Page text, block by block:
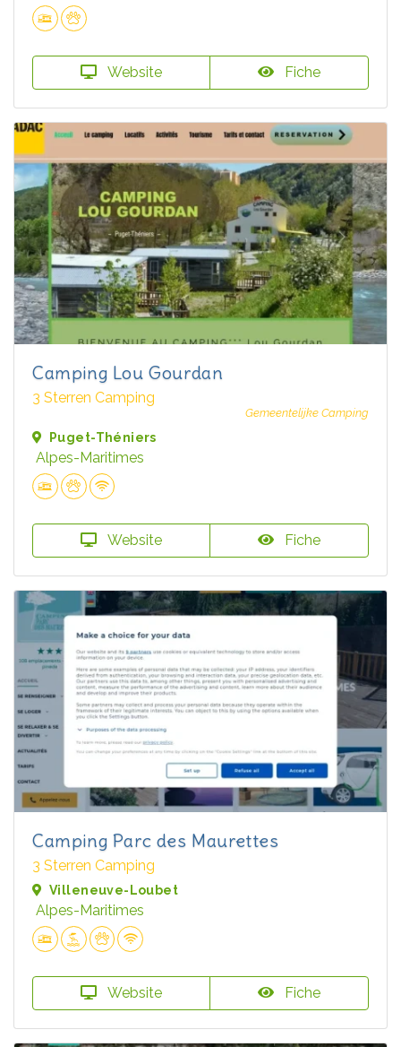
Website Fiche
Camping Lou Gourdan
3 Sterren Camping
Gemeentelijke Camping
Puget-Théniers
Alpes-Maritimes
Website Fiche
Camping Parc des Maurettes
3 Sterren Camping
Villeneuve-Loubet
Alpes-Maritimes
Website Fiche